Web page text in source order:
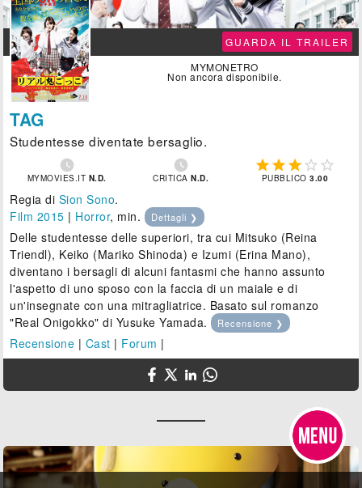
GUARDA IL TRAILER
MYMONETRO
Non ancora disponibile.
TAG
Studentesse diventate bersaglio.

MYMOVIES.IT N.D.

CRITICAN.D.
    
PUBBLICO3.00
Regia di Sion Sono.
Film 2015 | Horror, min. Dettagli ❯
Delle studentesse delle superiori, tra cui Mitsuko (Reina
Triendl), Keiko (Mariko Shinoda) e Izumi (Erina Mano),
diventano i bersagli di alcuni fantasmi che hanno assunto
l'aspetto di uno sposo con la faccia di un maiale e di
un'insegnate con una mitragliatrice. Basato sul romanzo
"Real Onigokko" di Yusuke Yamada. Recensione ❯
Recensione | Cast | Forum |